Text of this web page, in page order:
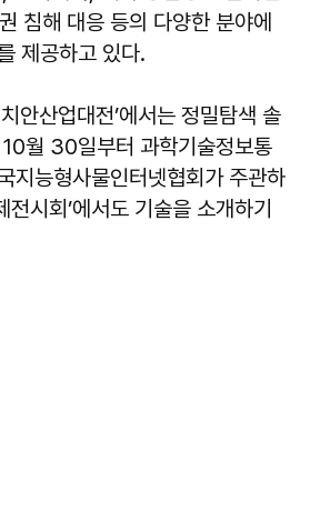
침해 대응 등의 다양한 분야에
제공하고 있다.
안산업대전’에서는 정밀탐색 솔
월 30일부터 과학기술정보통
지능형사물인터넷협회가 주관하
시회’에서도 기술을 소개하기